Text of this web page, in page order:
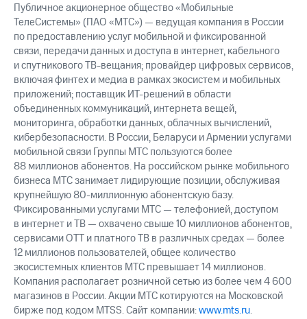
Публичное акционерное общество «Мобильные
ТелеСистемы» (ПАО «МТС») — ведущая компания в России
по предоставлению услуг мобильной и фиксированной
связи, передачи данных и доступа в интернет, кабельного
и спутникового ТВ-вещания; провайдер цифровых сервисов,
включая финтех и медиа в рамках экосистем и мобильных
приложений; поставщик ИТ-решений в области
объединенных коммуникаций, интернета вещей,
мониторинга, обработки данных, облачных вычислений,
кибербезопасности. В России, Беларуси и Армении услугами
мобильной связи Группы МТС пользуются более
88 миллионов абонентов. На российском рынке мобильного
бизнеса МТС занимает лидирующие позиции, обслуживая
крупнейшую 80-миллионную абонентскую базу.
Фиксированными услугами МТС — телефонией, доступом
в интернет и ТВ — охвачено свыше 10 миллионов абонентов,
сервисами OTT и платного ТВ в различных средах — более
12 миллионов пользователей, общее количество
экосистемных клиентов МТС превышает 14 миллионов.
Компания располагает розничной сетью из более чем 4 600
магазинов в России. Акции МТС котируются на Московской
бирже под кодом MTSS. Сайт компании:www.mts.ru.